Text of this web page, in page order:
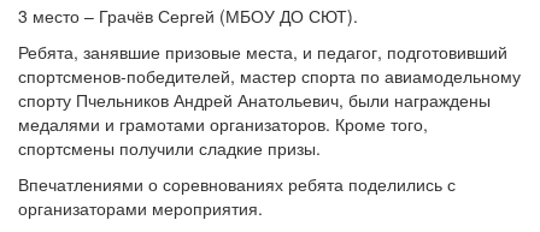
3 место – Грачёв Сергей (МБОУ ДО СЮТ).
Ребята, занявшие призовые места, и педагог, подготовивший
спортсменов-победителей, мастер спорта по авиамодельному
спорту Пчельников Андрей Анатольевич, были награждены
медалями и грамотами организаторов. Кроме того,
спортсмены получили сладкие призы.
Впечатлениями о соревнованиях ребята поделились с
организаторами мероприятия.